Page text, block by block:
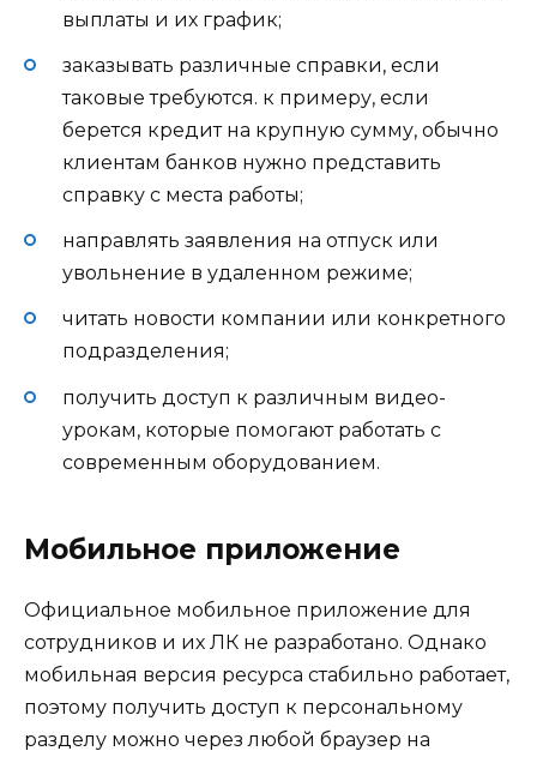
выплаты и их график;
заказывать различные справки, если
таковые требуются. к примеру, если
берется кредит на крупную сумму, обычно
клиентам банков нужно представить
справку с места работы;
направлять заявления на отпуск или
увольнение в удаленном режиме;
читать новости компании или конкретного
подразделения;
получить доступ к различным видео-
урокам, которые помогают работать с
современным оборудованием.
Мобильное приложение
Официальное мобильное приложение для
сотрудников и их ЛК не разработано. Однако
мобильная версия ресурса стабильно работает,
поэтому получить доступ к персональному
разделу можно через любой браузер на